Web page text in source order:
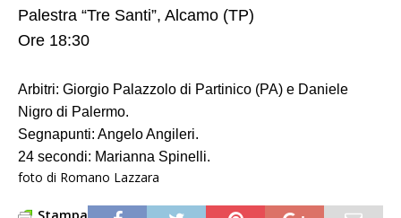
Palestra “Tre Santi”, Alcamo (TP)
Ore 18:30
Arbitri: Giorgio Palazzolo di Partinico (PA) e Daniele
Nigro di Palermo.
Segnapunti: Angelo Angileri.
24 secondi: Marianna Spinelli.
foto di Romano Lazzara